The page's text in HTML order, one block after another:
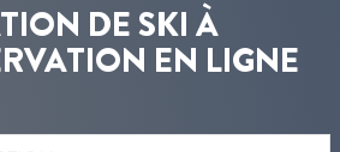
DE SKI À
EN LIGNE